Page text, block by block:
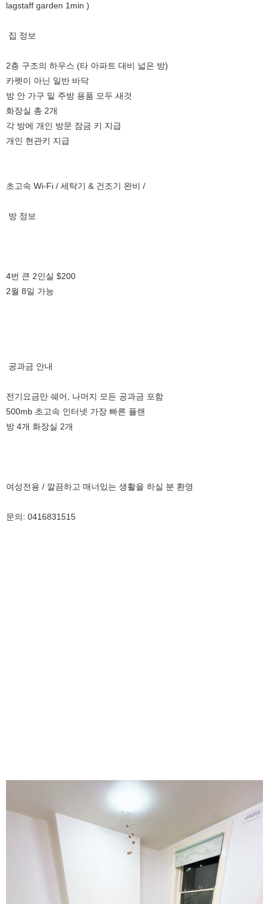
lagstaff garden 1min )
집 정보
2층 구조의 하우스 (타 아파트 대비 넓은 방)
카펫이 아닌 일반 바닥
방 안 가구 밑 주방 용품 모두 새것
화장실 총 2개
각 방에 개인 방문 잠금 키 지급
개인 현관키 지급
초고속 Wi-Fi / 세탁기 & 건조기 완비 /
방 정보
4번 큰 2인실 $200
2월 8일 가능
공과금 안내
전기요금만 쉐어, 나머지 모든 공과금 포함
500mb 초고속 인터넷 가장 빠른 플랜
방 4개 화장실 2개
여성전용 / 깔끔하고 매너있는 생활을 하실 분 환영
문의: 0416831515